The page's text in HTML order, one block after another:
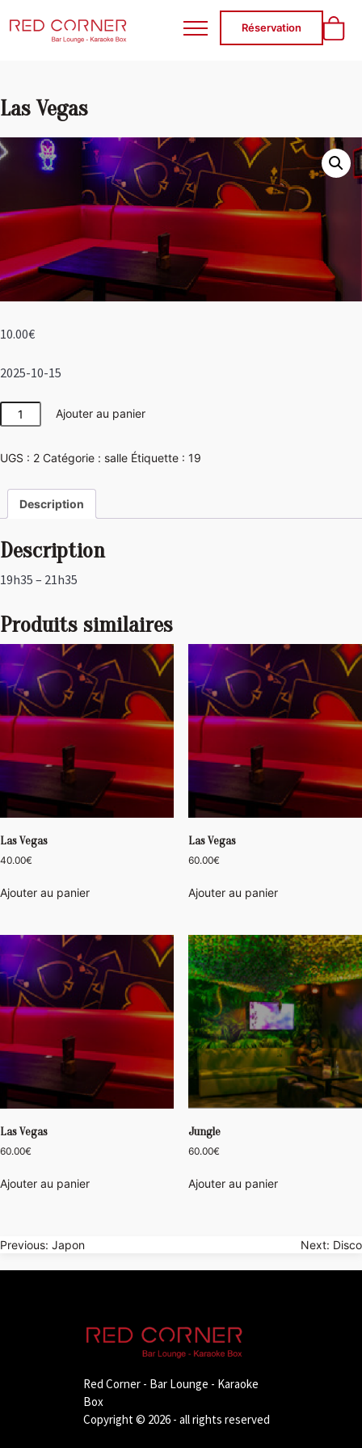
RED CORNER
Réservation
Las Vegas
10.00€
2025-10-15
quantité
de
Vegas
Ajouter au panier
UGS : 2 Catégorie : salle Étiquette : 19
Description
Description
19h35 – 21h35
Produits similaires
Las Vegas
40.00€
Ajouter au panier
Las Vegas
60.00€
Ajouter au panier
Las Vegas
60.00€
Ajouter au panier
Jungle
60.00€
Ajouter au panier
Navigation
de
Previous: Japon Next: Disco
Red Corner - Bar Lounge - Karaoke
Box
Copyright © 2026 - all rights reserved